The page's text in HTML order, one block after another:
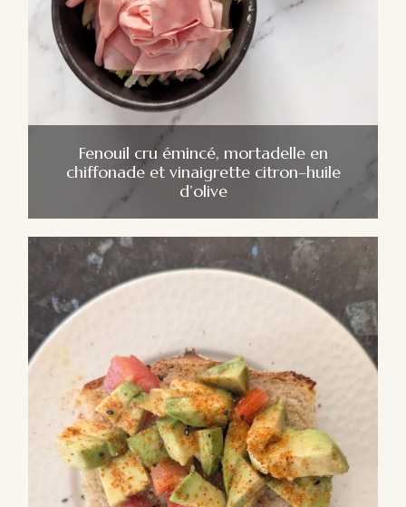
Fenouil cru émincé, mortadelle en
chiffonade et vinaigrette citron–huile
d’olive